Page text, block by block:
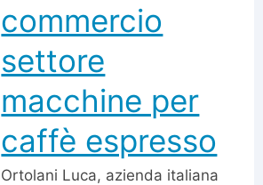
commercio
settore
macchine per
caffè espresso
Ortolani Luca, azienda italiana